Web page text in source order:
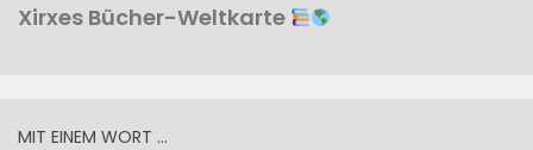
Xirxes Bücher-Weltkarte
MIT EINEM WORT …